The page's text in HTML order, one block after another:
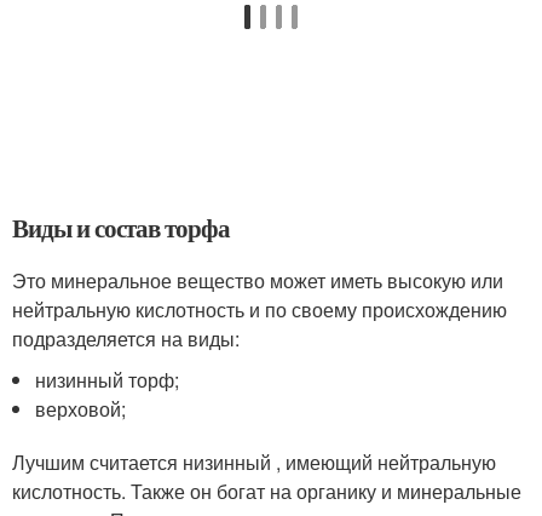
Виды и состав торфа
Это минеральное вещество может иметь высокую или
нейтральную кислотность и по своему происхождению
подразделяется на виды:
низинный торф;
верховой;
Лучшим считается низинный , имеющий нейтральную
кислотность. Также он богат на органику и минеральные